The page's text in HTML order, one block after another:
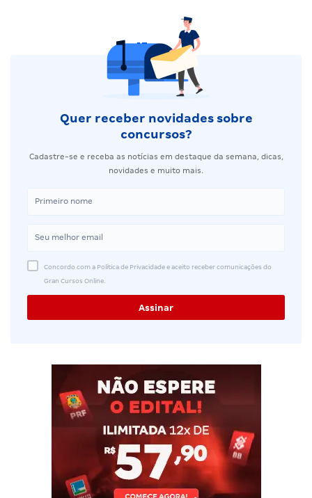
Quer receber novidades sobre
concursos?
Cadastre-se e receba as notícias em destaque da semana, dicas,
novidades e muito mais.
Concordo com a Política de Privacidade e aceito receber comunicações do
Gran Cursos Online.